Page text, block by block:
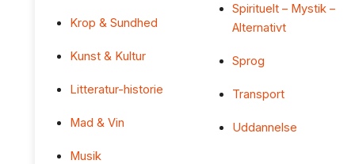
Krop & Sundhed
Kunst & Kultur
Litteratur-historie
Mad & Vin
Musik
Spirituelt – Mystik –
Alternativt
Sprog
Transport
Uddannelse